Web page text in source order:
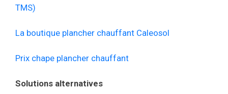
TMS)
La boutique plancher chauffant Caleosol
Prix chape plancher chauffant
Solutions alternatives